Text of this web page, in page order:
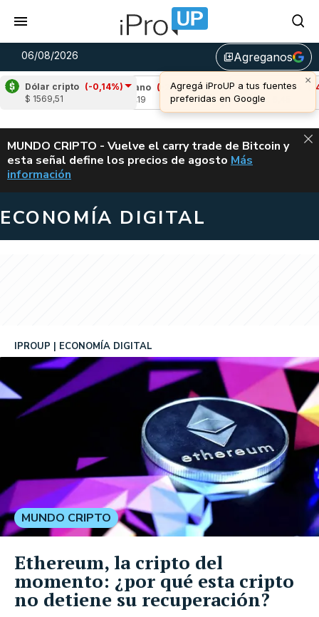
06/08/2026 library_addAgreganos
×
Agregá iProUP a tus fuentes
preferidas en Google
Dólar cripto (-0,14%)
$ 1569,51
Cardano
(-2,10%)
Avalanche (-
u$s 6,45
ALERTA
MUNDO CRIPTO - Vuelve el carry trade de Bitcoin y
esta señal define los precios de agosto VUELVE EL
Más
información
ECONOMÍA DIGITAL
IPROUP ECONOMÍA DIGITAL
MUNDO CRIPTO
Ethereum, la cripto del
momento: ¿por qué esta cripto
no detiene su recuperación?